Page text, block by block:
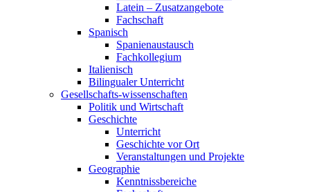
Latein – Zusatzangebote
Fachschaft
Spanisch
Spanienaustausch
Fachkollegium
Italienisch
Bilingualer Unterricht
Gesellschafts-wissenschaften
Politik und Wirtschaft
Geschichte
Unterricht
Geschichte vor Ort
Veranstaltungen und Projekte
Geographie
Kenntnissbereiche